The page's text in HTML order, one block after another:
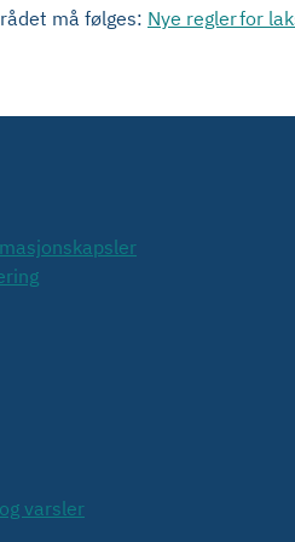
må følges: Nye regler for
varsler